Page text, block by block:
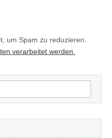
um Spam zu reduzieren.
verarbeitet werden.